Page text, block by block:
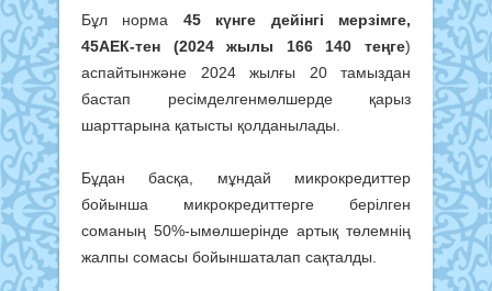
Бұл норма 45 күнге дейінгі мерзімге,
45АЕК-тен (2024 жылы 166 140 теңге)
аспайтынжәне 2024 жылғы 20 тамыздан
бастап ресімделгенмөлшерде қарыз
шарттарына қатысты қолданылады.
Бұдан басқа, мұндай микрокредиттер
бойынша микрокредиттерге берілген
соманың 50%-ымөлшерінде артық төлемнің
жалпы сомасы бойыншаталап сақталды.